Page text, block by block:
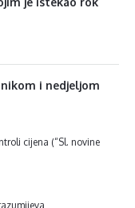
i nedjeljom
cijena (“Sl. novine